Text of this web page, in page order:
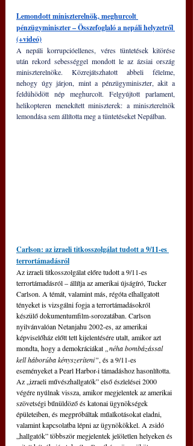
Lemondott miniszterelnök, meghurcolt
pénzügyminiszter – Összefoglaló a nepáli helyzetről
(+videó)
A nepáli korrupcióellenes, véres tüntetések kitörése
után rekord sebességgel mondott le az ázsiai ország
miniszterelnöke. Közrejátszhatott abbeli félelme,
nehogy úgy járjon, mint a pénzügyminiszter, akit a
feldühödött nép meghurcolt.
Felgyújtott parlament,
helikopteren menekített miniszterek: a miniszterelnök
lemondása sem állította meg a tüntetéseket Nepálban.
Carlson: az izraeli titkosszolgálat tudott a 9/11-es
terrortámadásról
Az izraeli titkosszolgálat előre tudott a 9/11-es
terrortámadásról – állítja az amerikai újságíró, Tucker
Carlson. A témát, valamint más, régóta elhallgatott
tényeket is vizsgálni fogja a terrortámadásokról
készülő dokumentumfilm-sorozatában. Carlson
nyilvánvalóan Netanjahu 2002-es, az amerikai
képviselőház előtt tett kijelentésére utalt, amikor azt
mondta, hogy a demokráciákat „néha bombázással
kell háborúba kényszeríteni”, és a 9/11-es
eseményeket a Pearl Harbor-i támadáshoz hasonlította.
Az „izraeli művészhallgatók” első észlelései 2000
végére nyúlnak vissza, amikor megjelentek az amerikai
szövetségi bűnüldöző és katonai ügynökségek
épületeiben, és megpróbáltak műalkotásokat eladni,
valamint kapcsolatba lépni az ügynökökkel. A zsidó
„hallgatók” többször megjelentek jelöletlen helyeken és